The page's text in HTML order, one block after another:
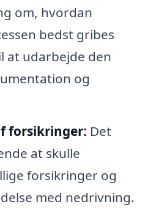
om, hvordan
bedst gribes
at udarbejde den
og
forsikringer: Det
at skulle
forsikringer og
med nedrivning.